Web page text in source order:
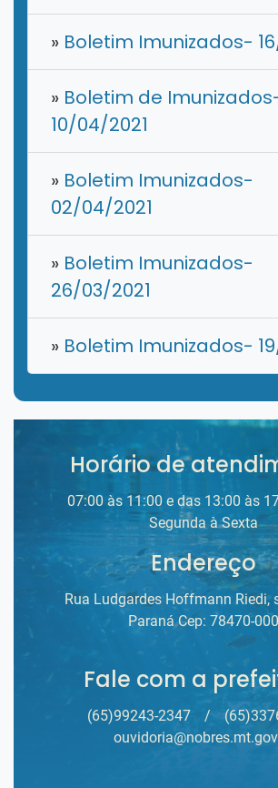
» Boletim Imunizados-
» Boletim de
10/04/2021
» Boletim Imunizados-
02/04/2021
» Boletim Imunizados-
26/03/2021
» Boletim Imunizados-
Horário de
07:00 às 11:00 e das 13:00 às
Segunda à Sexta
Endereço
Rua Ludgardes Hoffmann Riedi,
Paraná Cep: 78470-000
Fale com a
(65)99243-2347 /